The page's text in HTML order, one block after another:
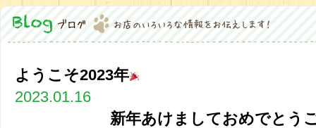
ようこそ2023年
2023.01.16
新年あけましておめでとう